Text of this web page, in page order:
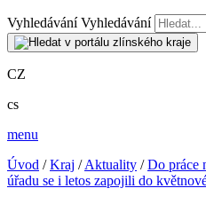
Vyhledávání Vyhledávání
CZ
cs
menu
Úvod /Kraj /Aktuality /Do práce
úřadu se i letos zapojili do